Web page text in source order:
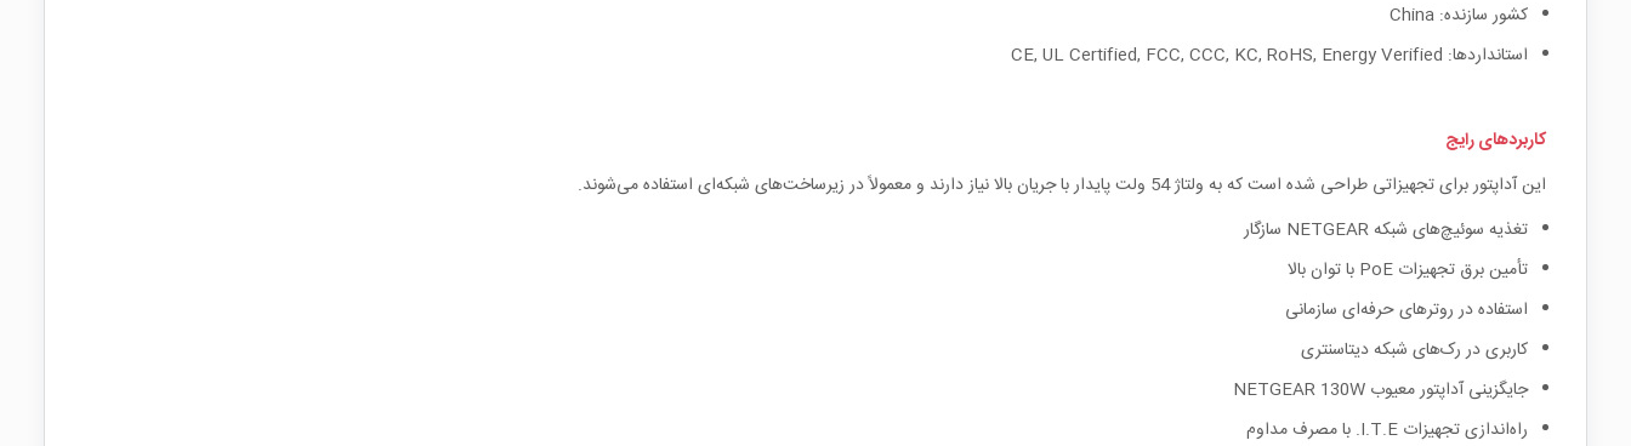
کشور سازنده: China
استانداردها: CE, UL Certified, FCC, CCC, KC, RoHS, Energy Verified
کاربردهای رایج
این آداپتور برای تجهیزاتی طراحی شده است که به ولتاژ 54 ولت پایدار با جریان بالا نیاز دارند و معمولاً در زیرساخت‌های شبکه‌ای استفاده می‌شوند.
تغذیه سوئیچ‌های شبکه NETGEAR سازگار
تأمین برق تجهیزات PoE با توان بالا
استفاده در روترهای حرفه‌ای سازمانی
کاربری در رک‌های شبکه دیتاسنتری
جایگزینی آداپتور معیوب NETGEAR 130W
راه‌اندازی تجهیزات I.T.E. با مصرف مداوم